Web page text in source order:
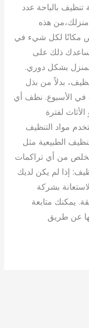
بالباحة عدد
هذه
مكانًا لكل شيء في
ذلك على
بشكل دوري.
يوميًا للتنظيف، بدلاً من بذل
في الأسبوع. نظف أي
لفترة
مواد التنظيف
الطبيعية مثل
من أي تراكمات
إذا لم يكن لديك
بشركة
يمكنك متابعة
عن طريق